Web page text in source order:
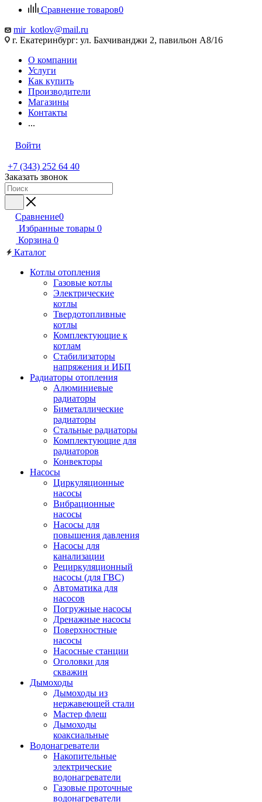
Сравнение товаров0
mir_kotlov@mail.ru
г. Екатеринбург: ул. Бахчиванджи 2, павильон А8/16
О компании
Услуги
Как купить
Производители
Магазины
Контакты
...
Войти
+7 (343) 252 64 40
Заказать звонок
Сравнение0
Избранные товары 0
Корзина 0
Каталог
Котлы отопления
Газовые котлы
Электрические
котлы
Твердотопливные
котлы
Комплектующие к
котлам
Стабилизаторы
напряжения и ИБП
Радиаторы отопления
Алюминиевые
радиаторы
Биметаллические
радиаторы
Стальные радиаторы
Комплектующие для
радиаторов
Конвекторы
Насосы
Циркуляционные
насосы
Вибрационные
насосы
Насосы для
повышения давления
Насосы для
канализации
Рециркуляционный
насосы (для ГВС)
Автоматика для
насосов
Погружные насосы
Дренажные насосы
Поверхностные
насосы
Насосные станции
Оголовки для
скважин
Дымоходы
Дымоходы из
нержавеющей стали
Мастер флеш
Дымоходы
коаксиальные
Водонагреватели
Накопительные
электрические
водонагреватели
Газовые проточные
водонагреватели